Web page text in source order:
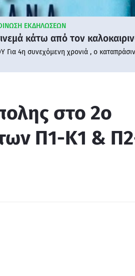
ΕΚΔΗΛΩΣΕΩΝ
κάτω από τον
Για 4η συνεχόμενη χρονιά , ο
στο 2ο
Π1-Κ1 &